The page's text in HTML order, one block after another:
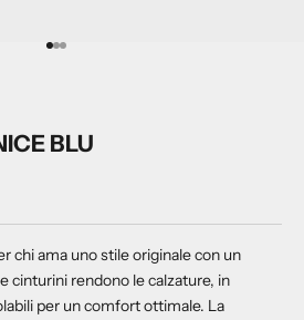
Vai all'articolo 1
Vai all'articolo 2
Vai all'articolo 3
BLU
chi ama uno stile originale con un
cinturini rendono le calzature, in
per un comfort ottimale. La